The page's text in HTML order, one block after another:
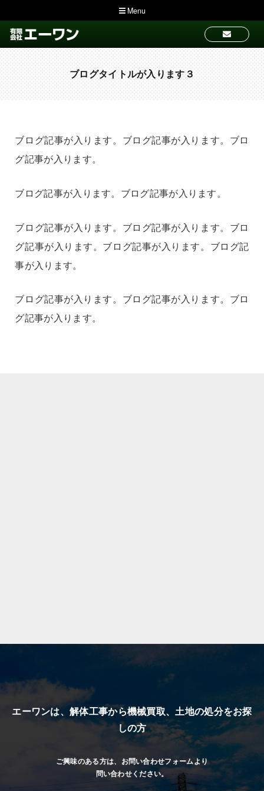
Menu
ブログタイトルが入ります３
ブログ記事が入ります。ブログ記事が入ります。ブロ
グ記事が入ります。
ブログ記事が入ります。ブログ記事が入ります。
ブログ記事が入ります。ブログ記事が入ります。ブロ
グ記事が入ります。ブログ記事が入ります。ブログ記
事が入ります。
ブログ記事が入ります。ブログ記事が入ります。ブロ
グ記事が入ります。
エーワンは、解体工事から機械買取、土地の処分をお探
しの方
ご興味のある方は、お問い合わせフォームより
問い合わせください。